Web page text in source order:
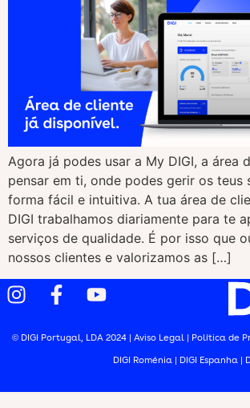
Agora já podes usar a My DIGI, a área
pensar em ti, onde podes gerir os teus
forma fácil e intuitiva. A tua área de
DIGI trabalhamos diariamente para te
serviços de qualidade. É por isso que
nossos clientes e valorizamos as […]
© DIGI Portugal, LDA 2024 | Aviso Legal | Política de
DIGI Roménia | DIGI Espanha |